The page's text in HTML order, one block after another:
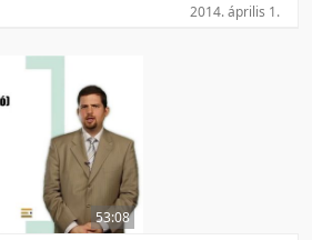
2014. április 1.
53:08